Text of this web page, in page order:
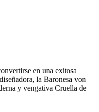
en una exitosa
la Baronesa von
y vengativa Cruella de